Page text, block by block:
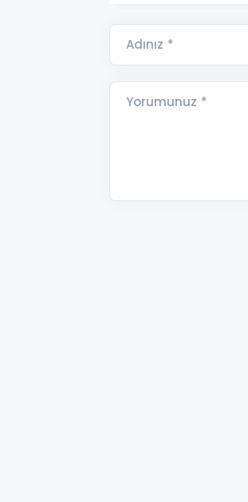
Adınız *
Yorumunuz *